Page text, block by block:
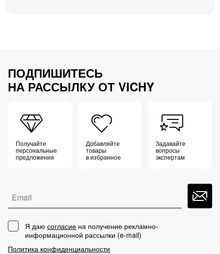
ПОДПИШИТЕСЬ
НА РАССЫЛКУ ОТ VICHY
Получайте
персональные
предложения
Добавляйте
товары
в избранное
Задавайте
вопросы
экспертам
Email
Я даю согласие на получение рекламно-
информационной рассылки (e-mail)
Политика конфиденциальности